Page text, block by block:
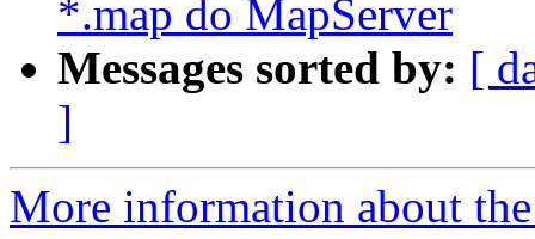
*.map do MapServer
Messages sorted by: [
]
More information about